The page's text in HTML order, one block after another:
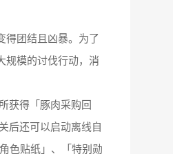
团结且凶暴。为了
规模的讨伐行动，消
获得「豚肉采购回
后还可以启动离线自
色贴纸」、「特别勋